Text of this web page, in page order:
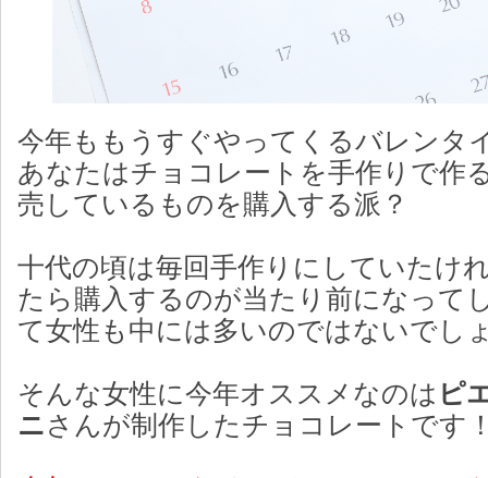
今年ももうすぐやってくるバレンタ
あなたはチョコレートを手作りで作
売しているものを購入する派？
十代の頃は毎回手作りにしていたけ
たら購入するのが当たり前になって
て女性も中には多いのではないでし
そんな女性に今年オススメなのは ピ
ニさんが制作したチョコレートです